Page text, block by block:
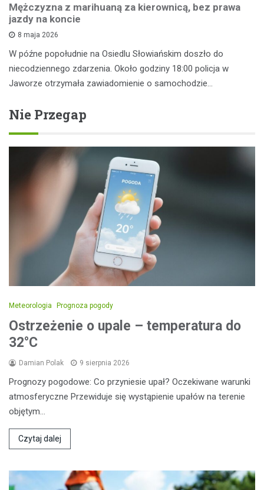
Mężczyzna z marihuaną za kierownicą, bez prawa
jazdy na koncie
8 maja 2026
W późne popołudnie na Osiedlu Słowiańskim doszło do
niecodziennego zdarzenia. Około godziny 18:00 policja w
Jaworze otrzymała zawiadomienie o samochodzie…
Nie Przegap
Meteorologia Prognoza pogody
Ostrzeżenie o upale – temperatura do
32°C
Damian Polak 9 sierpnia 2026
Prognozy pogodowe: Co przyniesie upał? Oczekiwane warunki
atmosferyczne Przewiduje się wystąpienie upałów na terenie
objętym…
Czytaj dalej